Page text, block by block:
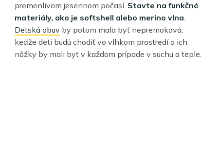
premenlivom jesennom počasí. Stavte na funkčné
materiály, ako je softshell alebo merino vlna
Detská obuv by potom mala byť nepremokavá,
keďže deti budú chodiť vo vlhkom prostredí a ich
nôžky by mali byť v každom prípade v suchu a teple.